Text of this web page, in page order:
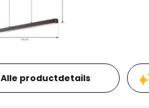
Alle productdetails